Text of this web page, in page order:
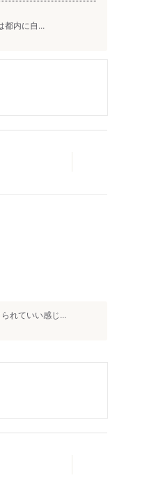
都内に自...
れていい感じ...